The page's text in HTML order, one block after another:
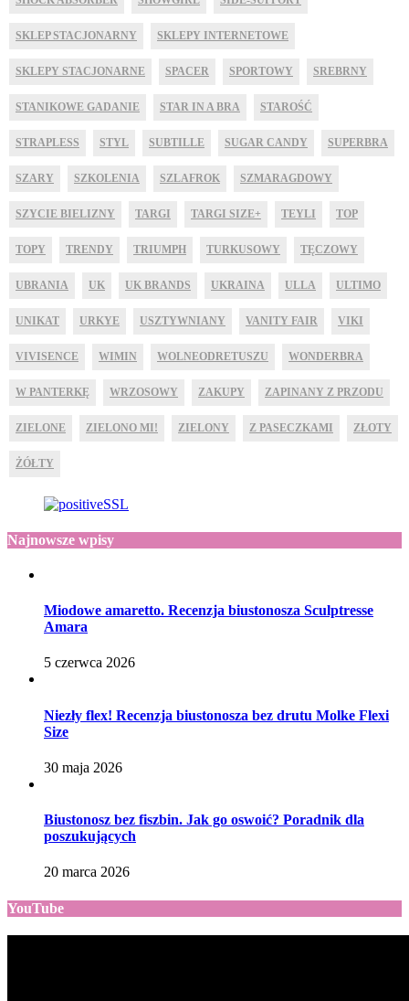
SKLEP STACJONARNY SKLEPY INTERNETOWE
SKLEPY STACJONARNE SPACER SPORTOWY SREBRNY
STANIKOWE GADANIE STAR IN A BRA STAROŚĆ
STRAPLESS STYL SUBTILLE SUGAR CANDY SUPERBRA
SZARY SZKOLENIA SZLAFROK SZMARAGDOWY
SZYCIE BIELIZNY TARGI TARGI SIZE+ TEYLI TOP
TOPY TRENDY TRIUMPH TURKUSOWY TĘCZOWY
UBRANIA UK UK BRANDS UKRAINA ULLA ULTIMO
UNIKAT URKYE USZTYWNIANY VANITY FAIR VIKI
VIVISENCE WIMIN WOLNEODRETUSZU WONDERBRA
W PANTERKĘ WRZOSOWY ZAKUPY ZAPINANY Z PRZODU
ZIELONE ZIELONO MI! ZIELONY Z PASECZKAMI ZŁOTY
ŻÓŁTY
Najnowsze wpisy
Miodowe amaretto. Recenzja biustonosza Sculptresse
Amara
5 czerwca 2026
Niezły flex! Recenzja biustonosza bez drutu Molke Flexi
Size
30 maja 2026
Biustonosz bez fiszbin. Jak go oswoić? Poradnik dla
poszukujących
20 marca 2026
YouTube